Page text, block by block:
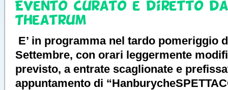
Evento curato e diretto
Theatrum
E’ in programma nel tardo pomeriggio
Settembre, con orari leggermente
previsto, a entrate scaglionate e
appuntamento di